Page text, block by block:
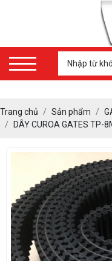
Trang chủ Sản phẩm
DÂY CUROA GATES TP-